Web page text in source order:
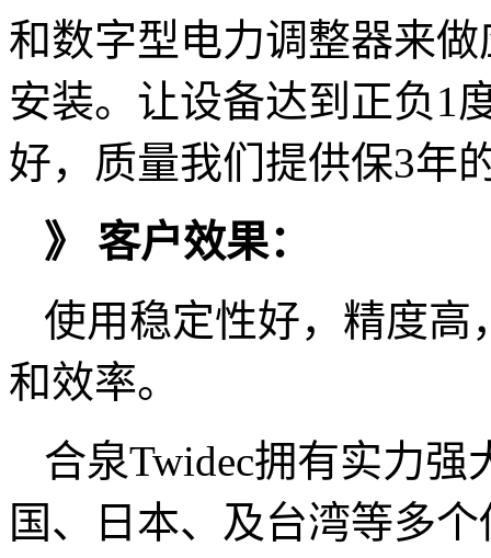
和数字型电力调整器来
安装。让设备达到正负1
好，质量我们提供保3年
》 客户效果：
使用稳定性好，精度高
和效率。
合泉Twidec拥有实力
国、日本、及台湾等多